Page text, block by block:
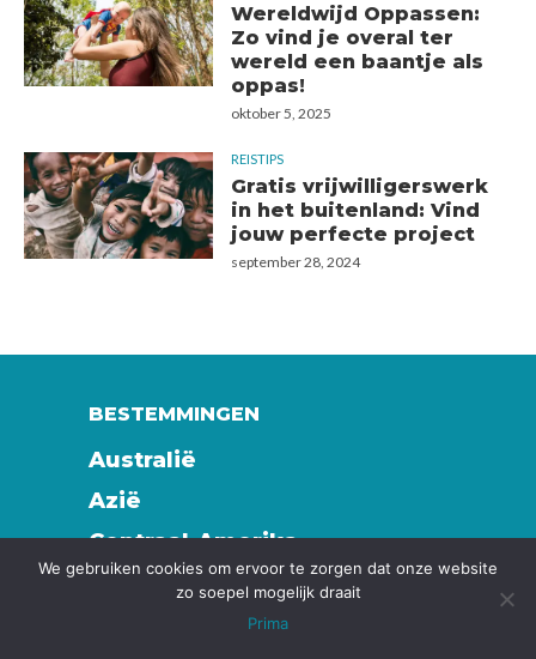
Wereldwijd Oppassen:
Zo vind je overal ter
wereld een baantje als
oppas!
oktober 5, 2025
REISTIPS
Gratis vrijwilligerswerk
in het buitenland: Vind
jouw perfecte project
september 28, 2024
BESTEMMINGEN
Australië
Azië
Centraal-Amerika
Europa
Zuid-Amerika
We gebruiken cookies om ervoor te zorgen dat onze website
zo soepel mogelijk draait
Prima